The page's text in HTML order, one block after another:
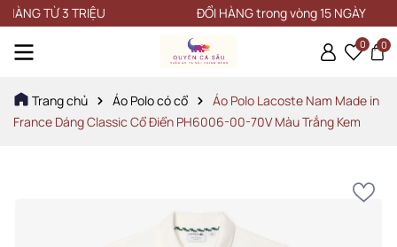
TỪ 3 TRIỆU ĐỔI HÀNG trong vòng 15 NGÀY
0 0
Trang chủ Áo Polo có cổ
Áo Polo Lacoste Nam Made in
France Dáng Classic Cổ Điển PH6006-00-70V Màu Trắng Kem